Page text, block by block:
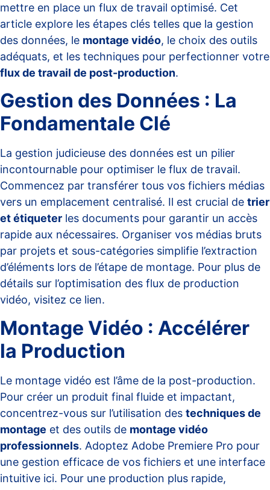
mettre en place un flux de travail optimisé. Cet
article explore les étapes clés telles que la gestion
des données, le montage vidéo, le choix des outils
adéquats, et les techniques pour perfectionner votre
flux de travail de post-production.
Gestion des Données : La
Fondamentale Clé
La gestion judicieuse des données est un pilier
incontournable pour optimiser le flux de travail.
Commencez par transférer tous vos fichiers médias
vers un emplacement centralisé. Il est crucial de trier
et étiqueter les documents pour garantir un accès
rapide aux nécessaires. Organiser vos médias bruts
par projets et sous-catégories simplifie l’extraction
d’éléments lors de l’étape de montage. Pour plus de
détails sur l’optimisation des flux de production
vidéo, visitez ce lien.
Montage Vidéo : Accélérer
la Production
Le montage vidéo est l’âme de la post-production.
Pour créer un produit final fluide et impactant,
concentrez-vous sur l’utilisation des techniques de
montage et des outils de montage vidéo
professionnels. Adoptez Adobe Premiere Pro pour
une gestion efficace de vos fichiers et une interface
intuitive ici. Pour une production plus rapide,